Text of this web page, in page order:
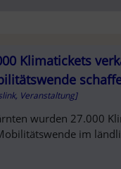
Klimatickets
Veranstaltung]
wurden 27.000
im